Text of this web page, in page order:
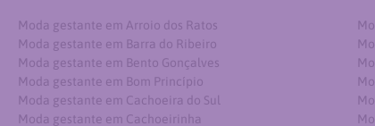
Moda gestante em Arroio dos Ratos
Moda gestante em Barra do Ribeiro
Moda gestante em Bento Gonçalves
Moda gestante em Bom Princípio
Moda gestante em Cachoeira do Sul
Moda gestante em Cachoeirinha